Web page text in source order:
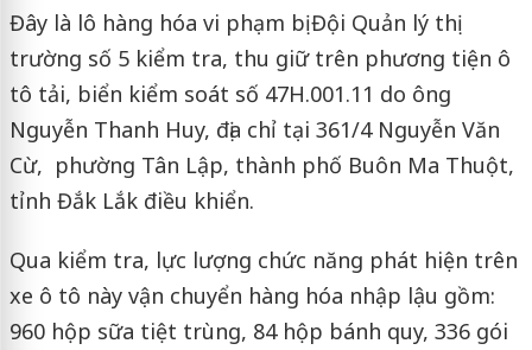
Đây là lô hàng hóa vi phạm bị Đội Quản lý thị
trường số 5 kiểm tra, thu giữ trên phương tiện ô
tô tải, biển kiểm soát số 47H.001.11 do ông
Nguyễn Thanh Huy, địa chỉ tại 361/4 Nguyễn Văn
Cừ, phường Tân Lập, thành phố Buôn Ma Thuột,
tỉnh Đắk Lắk điều khiển.
Qua kiểm tra, lực lượng chức năng phát hiện trên
xe ô tô này vận chuyển hàng hóa nhập lậu gồm:
960 hộp sữa tiệt trùng, 84 hộp bánh quy, 336 gói